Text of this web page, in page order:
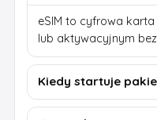
eSIM to cyfrowa karta
lub aktywacyjnym
Kiedy startuje